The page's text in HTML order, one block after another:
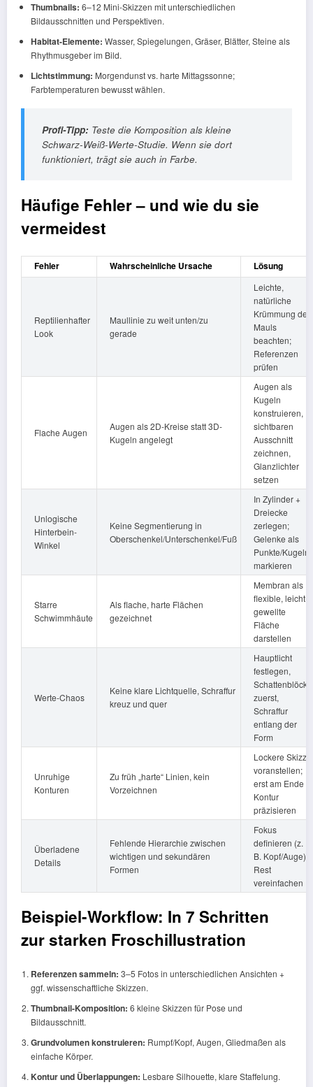
Thumbnails: 6–12 Mini-Skizzen mit unterschiedlichen
Bildausschnitten und Perspektiven.
Habitat-Elemente: Wasser, Spiegelungen, Gräser, Blätter, Steine als
Rhythmusgeber im Bild.
Lichtstimmung: Morgendunst vs. harte Mittagssonne;
Farbtemperaturen bewusst wählen.
Profi-Tipp: Teste die Komposition als kleine
Schwarz-Weiß-Werte-Studie. Wenn sie dort
funktioniert, trägt sie auch in Farbe.
Häufige Fehler – und wie du sie
vermeidest
Fehler Wahrscheinliche Ursache Lösung
Reptilienhafter
Look
Maullinie zu weit unten/zu
gerade
Leichte,
natürliche
Krümmung des
Mauls
beachten;
Referenzen
prüfen
Flache Augen
Augen als 2D-Kreise statt 3D-
Kugeln angelegt
Augen als
Kugeln
konstruieren,
sichtbaren
Ausschnitt
zeichnen,
Glanzlichter
setzen
Unlogische
Hinterbein-
Winkel
Keine Segmentierung in
Oberschenkel/Unterschenkel/Fuß
In Zylinder +
Dreiecke
zerlegen;
Gelenke als
Punkte/Kugeln
markieren
Starre
Schwimmhäute
Als flache, harte Flächen
gezeichnet
Membran als
flexible, leicht
gewellte
Fläche
darstellen
Werte-Chaos
Keine klare Lichtquelle, Schraffur
kreuz und quer
Hauptlicht
festlegen,
Schattenblöcke
zuerst,
Schraffur
entlang der
Form
Unruhige
Konturen
Zu früh „harte“ Linien, kein
Vorzeichnen
Lockere Skizze
voranstellen;
erst am Ende
Kontur
präzisieren
Überladene
Details
Fehlende Hierarchie zwischen
wichtigen und sekundären
Formen
Fokus
definieren (z.
B. Kopf/Auge),
Rest
vereinfachen
Beispiel-Workflow: In 7 Schritten
zur starken Froschillustration
Referenzen sammeln: 3–5 Fotos in unterschiedlichen Ansichten +
ggf. wissenschaftliche Skizzen.
Thumbnail-Komposition: 6 kleine Skizzen für Pose und
Bildausschnitt.
Grundvolumen konstruieren: Rumpf/Kopf, Augen, Gliedmaßen als
einfache Körper.
Kontur und Überlappungen: Lesbare Silhouette, klare Staffelung.